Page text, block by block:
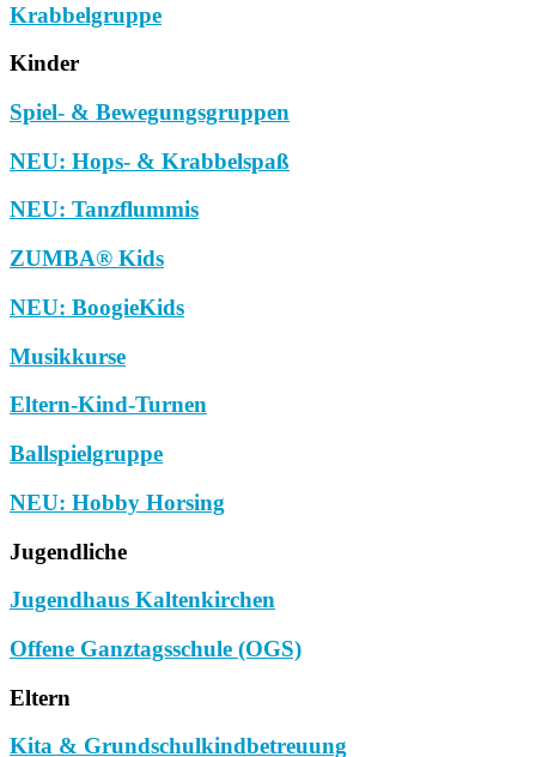
Krabbelgruppe
Kinder
Spiel- & Bewegungsgruppen
NEU: Hops- & Krabbelspaß
NEU: Tanzflummis
ZUMBA® Kids
NEU: BoogieKids
Musikkurse
Eltern-Kind-Turnen
Ballspielgruppe
NEU: Hobby Horsing
Jugendliche
Jugendhaus Kaltenkirchen
Offene Ganztagsschule (OGS)
Eltern
Kita & Grundschulkindbetreuung